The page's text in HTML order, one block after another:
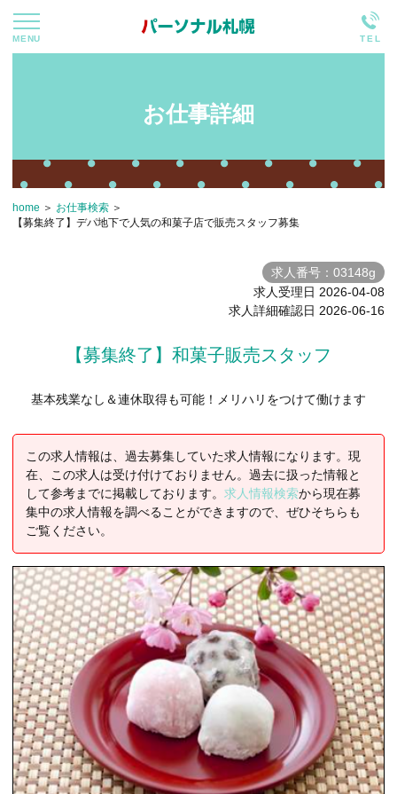
お仕事詳細
home
お仕事検索
【募集終了】デパ地下で人気の和菓子店で販売スタッフ募集
求人番号：03148g
求人受理日 2026-04-08
求人詳細確認日 2026-06-16
【募集終了】和菓子販売スタッフ
基本残業なし＆連休取得も可能！メリハリをつけて働けます
この求人情報は、過去募集していた求人情報になります。現
在、この求人は受け付けておりません。過去に扱った情報と
して参考までに掲載しております。 求人情報検索から現在募
集中の求人情報を調べることができますので、ぜひそちらも
ご覧ください。